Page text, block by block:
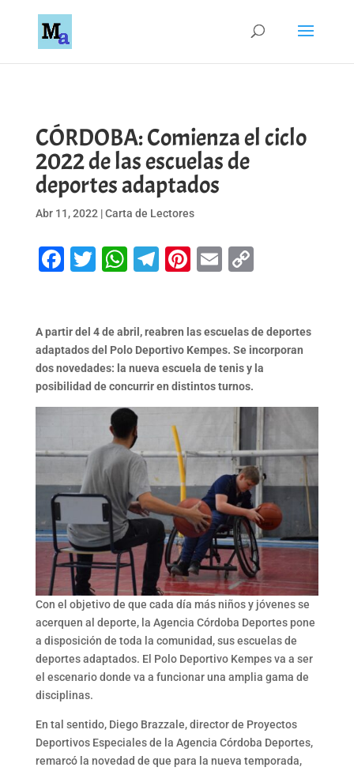
CÓRDOBA: Comienza el ciclo
2022 de las escuelas de
deportes adaptados
Abr 11, 2022 |Carta de Lectores
Facebook
Twitter
WhatsApp
Telegram
Pinterest
EmailCopy
A partir del 4 de abril, reabren las escuelas de deportes
adaptados del Polo Deportivo Kempes. Se incorporan
dos novedades: la nueva escuela de tenis y la
posibilidad de concurrir en distintos turnos.
Con el objetivo de que cada día más niños y jóvenes se
acerquen al deporte, la Agencia Córdoba Deportes pone
a disposición de toda la comunidad, sus escuelas de
deportes adaptados. El Polo Deportivo Kempes va a ser
el escenario donde va a funcionar una amplia gama de
disciplinas.
En tal sentido, Diego Brazzale, director de Proyectos
Deportivos Especiales de la Agencia Córdoba Deportes,
remarcó la novedad de que para la nueva temporada,